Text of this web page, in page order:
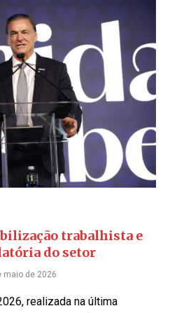
trabalhista e
do setor
maio de 2026
realizada na última